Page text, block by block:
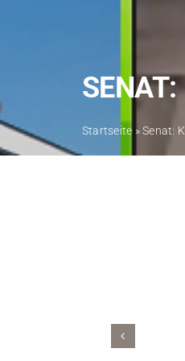
SENAT:
Startseite »Senat: